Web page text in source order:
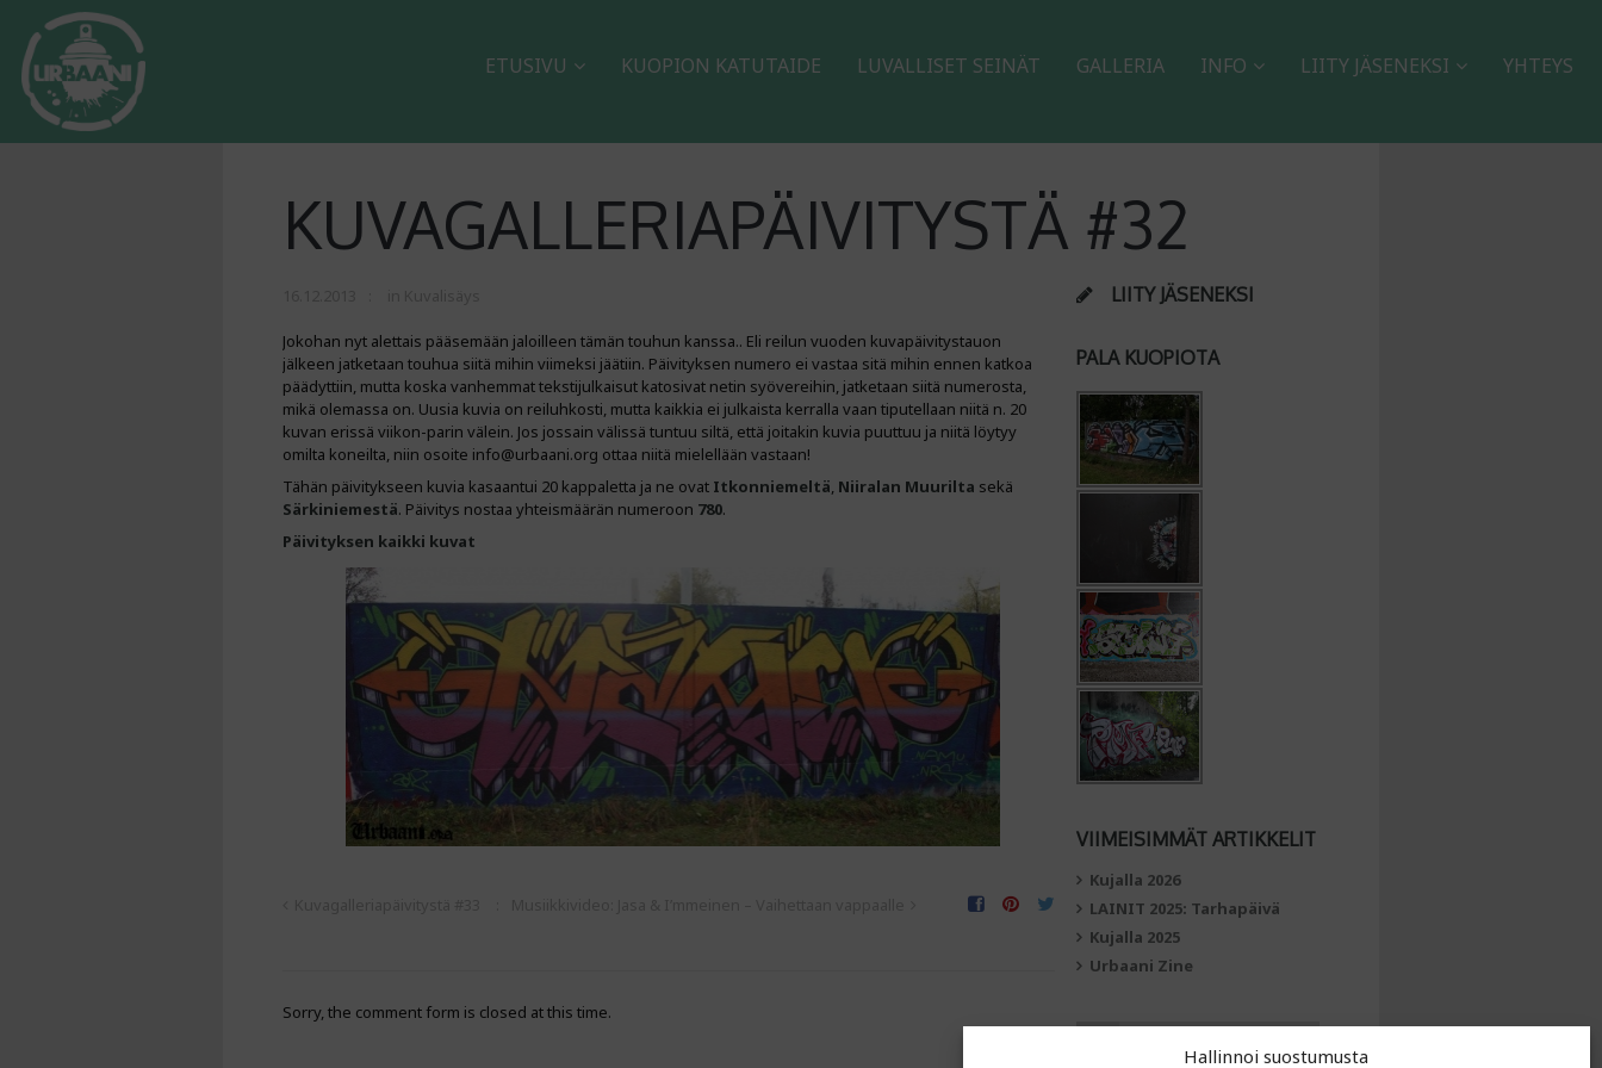
Hallinnoi suostumusta
ETUSIVU KUOPION KATUTAIDE LUVALLISET SEINÄT GALLERIA INFO LIITY JÄSENEKSI YHTEYS
KUVAGALLERIAPÄIVITYSTÄ #32
Jokohan nyt alettais pääsemään jaloilleen tämän touhun kanssa.. Eli reilun vuoden kuvapäivitystauon
jälkeen jatketaan touhua siitä mihin viimeksi jäätiin. Päivityksen numero ei vastaa sitä mihin ennen katkoa
päädyttiin, mutta koska vanhemmat tekstijulkaisut katosivat netin syövereihin, jatketaan siitä numerosta,
mikä olemassa on. Uusia kuvia on reiluhkosti, mutta kaikkia ei julkaista kerralla vaan tiputellaan niitä n. 20
kuvan erissä viikon-parin välein. Jos jossain välissä tuntuu siltä, että joitakin kuvia puuttuu ja niitä löytyy
omilta koneilta, niin osoite info@urbaani.org ottaa niitä mielellään vastaan!
Tähän päivitykseen kuvia kasaantui 20 kappaletta ja ne ovat Itkonniemeltä, Niiralan Muurilta sekä
Särkiniemestä. Päivitys nostaa yhteismäärän numeroon 780.
Päivityksen kaikki kuvat
Sorry, the comment form is closed at this time.
LIITY JÄSENEKSI
PALA KUOPIOTA
VIIMEISIMMÄT ARTIKKELIT
Kujalla 2026
LAINIT 2025: Tarhapäivä
Kujalla 2025
Urbaani Zine